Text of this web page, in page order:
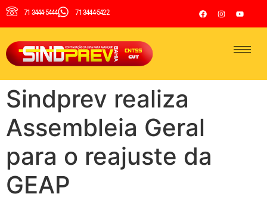
71 3444-5444 71 3444-5422
Sindprev realiza
Assembleia Geral
para o reajuste da
GEAP